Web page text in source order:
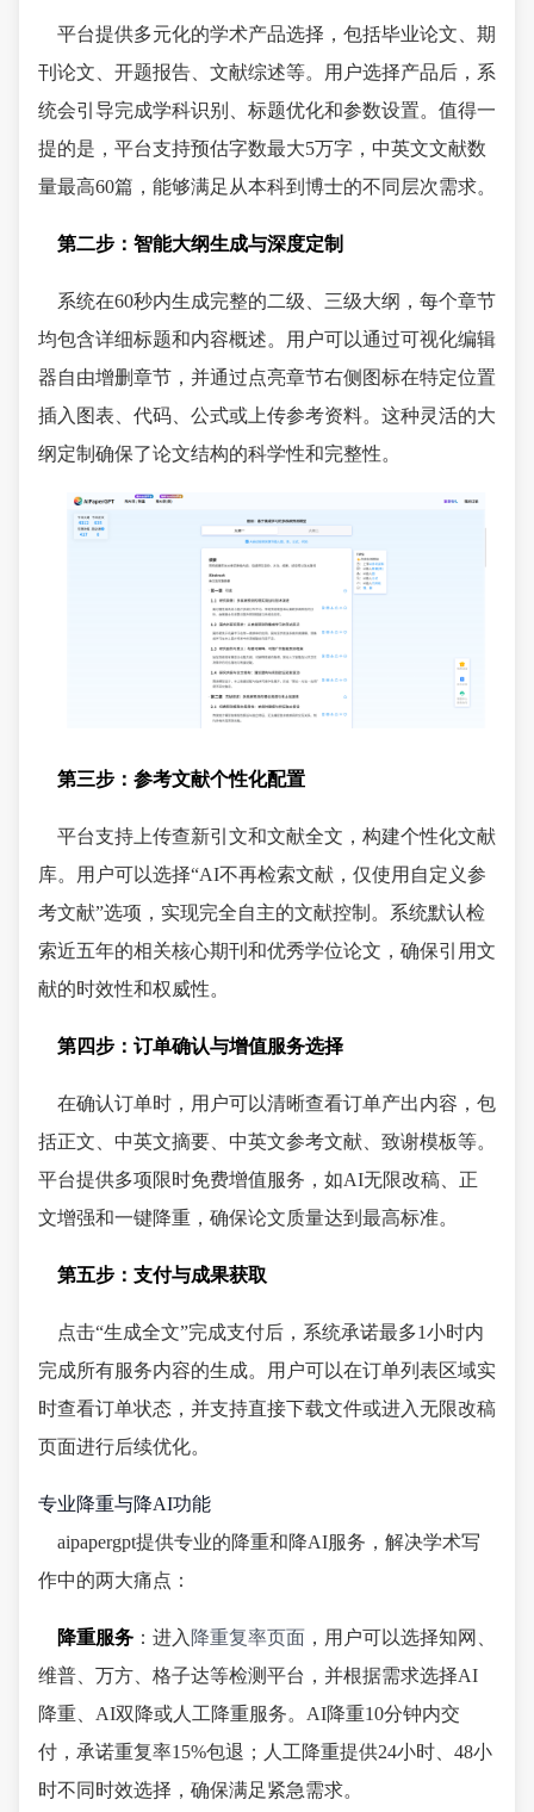
平台提供多元化的学术产品选择，包括毕业论文、期
刊论文、开题报告、文献综述等。用户选择产品后，系
统会引导完成学科识别、标题优化和参数设置。值得一
提的是，平台支持预估字数最大5万字，中英文文献数
量最高60篇，能够满足从本科到博士的不同层次需求。
第二步：智能大纲生成与深度定制
系统在60秒内生成完整的二级、三级大纲，每个章节
均包含详细标题和内容概述。用户可以通过可视化编辑
器自由增删章节，并通过点亮章节右侧图标在特定位置
插入图表、代码、公式或上传参考资料。这种灵活的大
纲定制确保了论文结构的科学性和完整性。
第三步：参考文献个性化配置
平台支持上传查新引文和文献全文，构建个性化文献
库。用户可以选择“AI不再检索文献，仅使用自定义参
考文献”选项，实现完全自主的文献控制。系统默认检
索近五年的相关核心期刊和优秀学位论文，确保引用文
献的时效性和权威性。
第四步：订单确认与增值服务选择
在确认订单时，用户可以清晰查看订单产出内容，包
括正文、中英文摘要、中英文参考文献、致谢模板等。
平台提供多项限时免费增值服务，如AI无限改稿、正
文增强和一键降重，确保论文质量达到最高标准。
第五步：支付与成果获取
点击“生成全文”完成支付后，系统承诺最多1小时内
完成所有服务内容的生成。用户可以在订单列表区域实
时查看订单状态，并支持直接下载文件或进入无限改稿
页面进行后续优化。
专业降重与降AI功能
aipapergpt提供专业的降重和降AI服务，解决学术写
作中的两大痛点：
降重服务 ：进入 降重复率页面 ，用户可以选择知网、
维普、万方、格子达等检测平台，并根据需求选择AI
降重、AI双降或人工降重服务。AI降重10分钟内交
付，承诺重复率15%包退；人工降重提供24小时、48小
时不同时效选择，确保满足紧急需求。